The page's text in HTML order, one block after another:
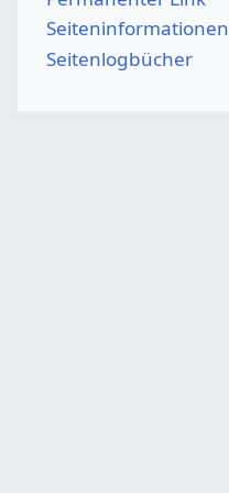
Seiten­­informationen
Seitenlogbücher